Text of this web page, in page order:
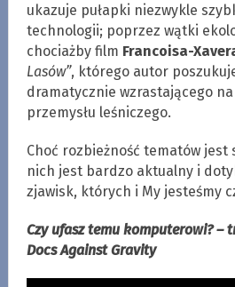
ukazuje pułapki niezwykle
technologii; poprzez wątki
chociażby film Francoisa-
Lasów”, którego autor
dramatycznie wzrastającego na
przemysłu leśniczego.
Choć rozbieżność tematów jest
nich jest bardzo aktualny i
zjawisk, których i My jesteśmy
Czy ufasz temu komputerowi? –
Docs Against Gravity